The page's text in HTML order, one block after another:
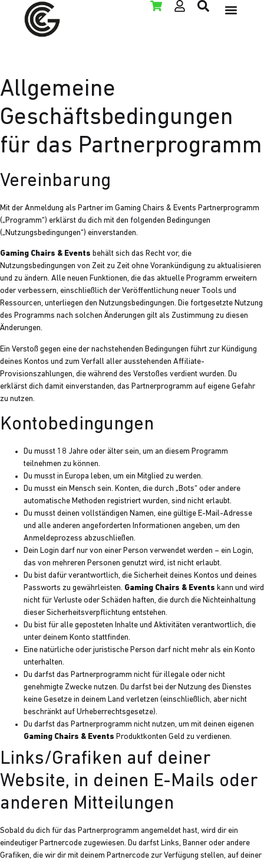
Allgemeine
Geschäftsbedingungen
für das Partnerprogramm
Vereinbarung
Mit der Anmeldung als Partner im Gaming Chairs & Events Partnerprogramm
(„Programm“) erklärst du dich mit den folgenden Bedingungen
(„Nutzungsbedingungen“) einverstanden.
Gaming Chairs & Events behält sich das Recht vor, die
Nutzungsbedingungen von Zeit zu Zeit ohne Vorankündigung zu aktualisieren
und zu ändern. Alle neuen Funktionen, die das aktuelle Programm erweitern
oder verbessern, einschließlich der Veröffentlichung neuer Tools und
Ressourcen, unterliegen den Nutzungsbedingungen. Die fortgesetzte Nutzung
des Programms nach solchen Änderungen gilt als Zustimmung zu diesen
Änderungen.
Ein Verstoß gegen eine der nachstehenden Bedingungen führt zur Kündigung
deines Kontos und zum Verfall aller ausstehenden Affiliate-
Provisionszahlungen, die während des Verstoßes verdient wurden. Du
erklärst dich damit einverstanden, das Partnerprogramm auf eigene Gefahr
zu nutzen.
Kontobedingungen
Du musst 18 Jahre oder älter sein, um an diesem Programm
teilnehmen zu können.
Du musst in Europa leben, um ein Mitglied zu werden.
Du musst ein Mensch sein. Konten, die durch „Bots“ oder andere
automatische Methoden registriert wurden, sind nicht erlaubt.
Du musst deinen vollständigen Namen, eine gültige E-Mail-Adresse
und alle anderen angeforderten Informationen angeben, um den
Anmeldeprozess abzuschließen.
Dein Login darf nur von einer Person verwendet werden – ein Login,
das von mehreren Personen genutzt wird, ist nicht erlaubt.
Du bist dafür verantwortlich, die Sicherheit deines Kontos und deines
Passworts zu gewährleisten. Gaming Chairs & Events kann und wird
nicht für Verluste oder Schäden haften, die durch die Nichteinhaltung
dieser Sicherheitsverpflichtung entstehen.
Du bist für alle geposteten Inhalte und Aktivitäten verantwortlich, die
unter deinem Konto stattfinden.
Eine natürliche oder juristische Person darf nicht mehr als ein Konto
unterhalten.
Du darfst das Partnerprogramm nicht für illegale oder nicht
genehmigte Zwecke nutzen. Du darfst bei der Nutzung des Dienstes
keine Gesetze in deinem Land verletzen (einschließlich, aber nicht
beschränkt auf Urheberrechtsgesetze).
Du darfst das Partnerprogramm nicht nutzen, um mit deinen eigenen
Gaming Chairs & Events Produktkonten Geld zu verdienen.
Links/Grafiken auf deiner
Website, in deinen E-Mails oder
anderen Mitteilungen
Sobald du dich für das Partnerprogramm angemeldet hast, wird dir ein
eindeutiger Partnercode zugewiesen. Du darfst Links, Banner oder andere
Grafiken, die wir dir mit deinem Partnercode zur Verfügung stellen, auf deiner